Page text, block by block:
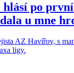
po první
u mne